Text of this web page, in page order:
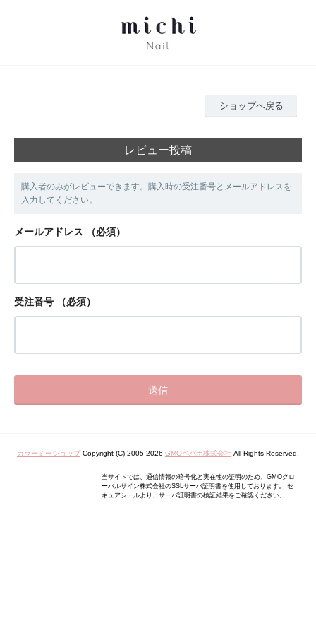
ショップへ戻る
レビュー投稿
購入者のみがレビューできます。購入時の受注番号とメールアドレスを
入力してください。
メールアドレス （必須）
受注番号 （必須）
カラーミーショップ Copyright (C) 2005-2026 GMOペパボ株式会社 All Rights Reserved.
当サイトでは、通信情報の暗号化と実在性の証明のため、GMOグロ
ーバルサイン株式会社のSSLサーバ証明書を使用しております。 セ
キュアシールより、サーバ証明書の検証結果をご確認ください。